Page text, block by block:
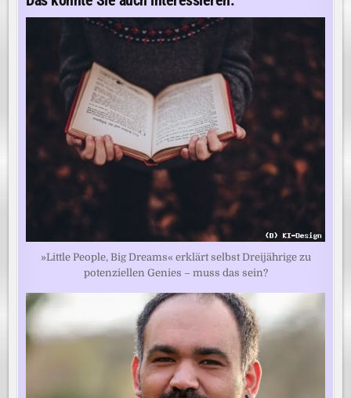
»Little People, Big Dreams« erklärt selbst Dreijährige zu
potenziellen Genies – muss das sein?